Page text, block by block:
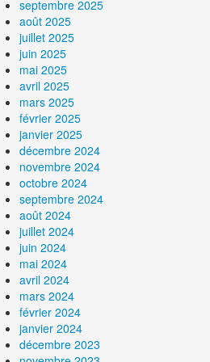
septembre 2025
août 2025
juillet 2025
juin 2025
mai 2025
avril 2025
mars 2025
février 2025
janvier 2025
décembre 2024
novembre 2024
octobre 2024
septembre 2024
août 2024
juillet 2024
juin 2024
mai 2024
avril 2024
mars 2024
février 2024
janvier 2024
décembre 2023